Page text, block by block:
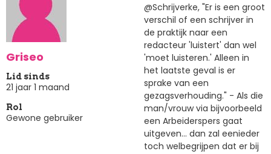
Griseo
Lid sinds
21 jaar 1 maand
Rol
Gewone gebruiker
@Schrijverke, "Er is een groot
verschil of een schrijver in
de praktijk naar een
redacteur 'luistert' dan wel
'moet luisteren.' Alleen in
het laatste geval is er
sprake van een
gezagsverhouding." - Als die
man/vrouw via bijvoorbeeld
een Arbeiderspers gaat
uitgeven... dan zal eenieder
toch welbegrijpen dat er bij